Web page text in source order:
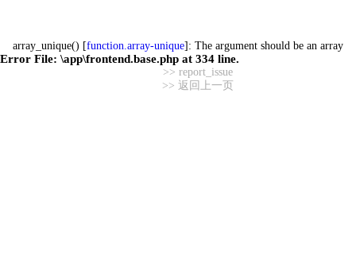
array_unique() [function.array-unique]: The argument should be an array
Error File: \app\frontend.base.php at 334 line.
>> report_issue
>> 返回上一页